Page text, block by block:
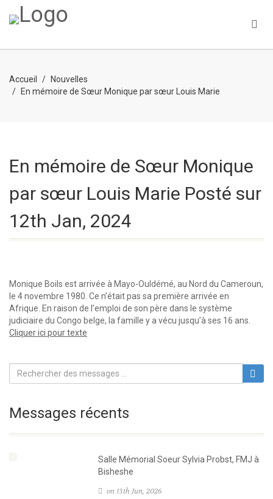
Accueil
Nouvelles
En mémoire de Sœur Monique par sœur Louis Marie
En mémoire de Sœur Monique
par sœur Louis Marie Posté sur
12th Jan, 2024
Monique Boils est arrivée à Mayo-Ouldémé, au Nord du Cameroun,
le 4 novembre 1980. Ce n’était pas sa première arrivée en
Afrique. En raison de l’emploi de son père dans le système
judiciaire du Congo belge, la famille y a vécu jusqu’à ses 16 ans.
Cliquer ici pour texte
Messages récents
Salle Mémorial Soeur Sylvia Probst, FMJ à
Bisheshe
on 13th Jun, 2026